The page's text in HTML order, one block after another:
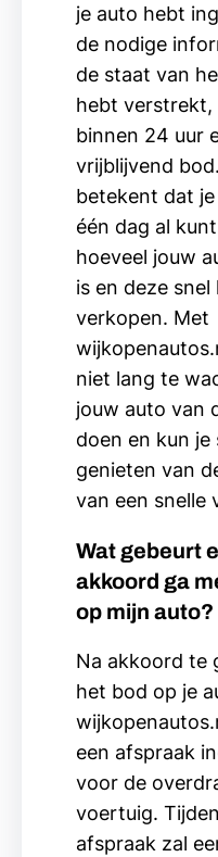
je auto hebt
de nodige
de staat van
hebt verstrekt,
binnen 24 uur
vrijblijvend
betekent dat
één dag al
hoeveel jouw
is en deze snel
verkopen. Met
niet lang te
jouw auto van
doen en kun je
genieten van
van een snelle
Wat gebeurt
akkoord ga
op mijn auto?
Na akkoord te
het bod op je
een afspraak
voor de
voertuig.
afspraak zal